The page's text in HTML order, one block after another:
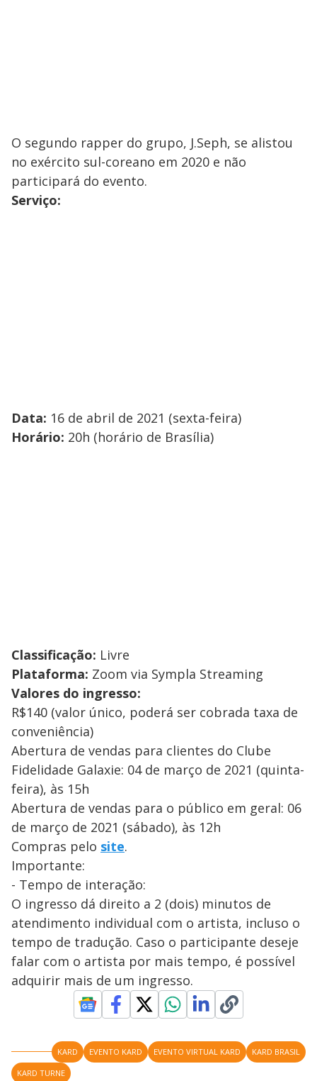
O segundo rapper do grupo, J.Seph, se alistou
no exército sul-coreano em 2020 e não
participará do evento.
Serviço:
Data: 16 de abril de 2021 (sexta-feira)
Horário: 20h (horário de Brasília)
Classificação: Livre
Plataforma: Zoom via Sympla Streaming
Valores do ingresso:
R$140 (valor único, poderá ser cobrada taxa de
conveniência)
Abertura de vendas para clientes do Clube
Fidelidade Galaxie: 04 de março de 2021 (quinta-
feira), às 15h
Abertura de vendas para o público em geral: 06
de março de 2021 (sábado), às 12h
Compras pelo site.
Importante:
- Tempo de interação:
O ingresso dá direito a 2 (dois) minutos de
atendimento individual com o artista, incluso o
tempo de tradução. Caso o participante deseje
falar com o artista por mais tempo, é possível
adquirir mais de um ingresso.
KARD EVENTO KARD EVENTO VIRTUAL KARD
KARD BRASIL
KARD TURNE